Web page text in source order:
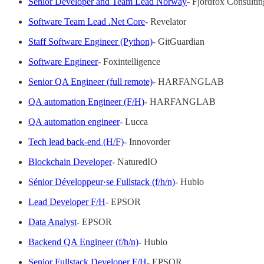
Software Team Lead .Net Core- Revelator
Staff Software Engineer (Python)- GitGuardian
Software Engineer- Foxintelligence
Senior QA Engineer (full remote)- HARFANGLAB
QA automation Engineer (F/H)- HARFANGLAB
QA automation engineer- Lucca
Tech lead back-end (H/F)- Innovorder
Blockchain Developer- NaturedIO
Sénior Développeur·se Fullstack (f/h/n)- Hublo
Lead Developer F/H- EPSOR
Data Analyst- EPSOR
Backend QA Engineer (f/h/n)- Hublo